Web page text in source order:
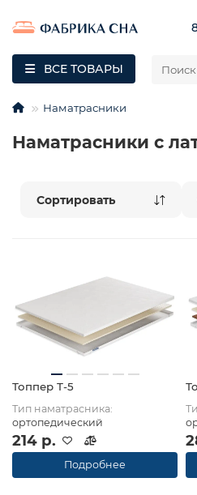
ВСЕ ТОВАРЫ
Наматрасники
Наматрасники с
Топпер Т-5
Тип наматрасника:
ортопедический
214 р.
Подробнее